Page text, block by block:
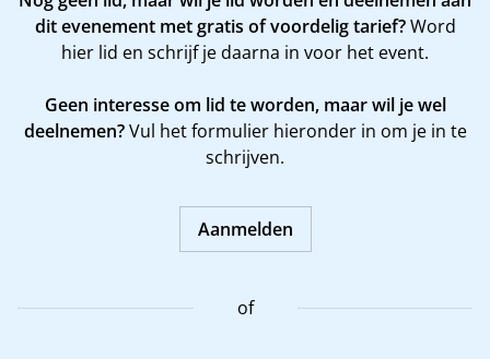
dit evenement met gratis of voordelig tarief?Word
hier lid en schrijf je daarna in voor het event.
Geen interesse om lid te worden, maar wil je wel
deelnemen?Vul het formulier hieronder in om je in te
schrijven.
Aanmelden
of